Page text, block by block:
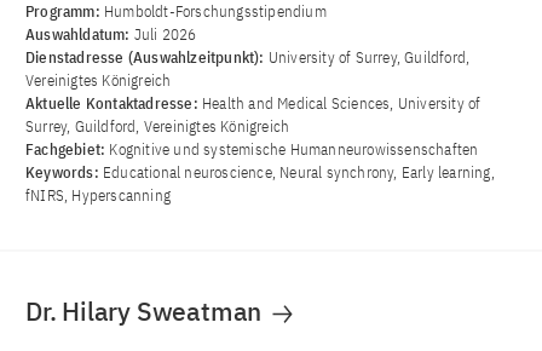
Programm: Humboldt-Forschungsstipendium
Auswahldatum: Juli 2026
Dienstadresse (Auswahlzeitpunkt): University of Surrey, Guildford,
Vereinigtes Königreich
Aktuelle Kontaktadresse: Health and Medical Sciences, University of
Surrey, Guildford, Vereinigtes Königreich
Fachgebiet: Kognitive und systemische Humanneurowissenschaften
Keywords: Educational neuroscience, Neural synchrony, Early learning,
fNIRS, Hyperscanning
Dr. Hilary Sweatman